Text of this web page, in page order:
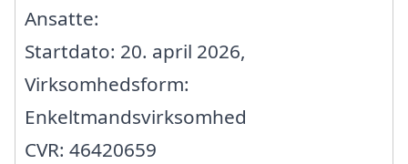
Ansatte:
Startdato: 20. april 2026,
Virksomhedsform:
Enkeltmandsvirksomhed
CVR: 46420659